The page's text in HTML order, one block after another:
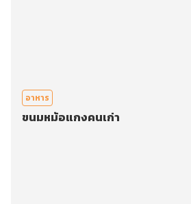
อาหาร
ขนมหม้อแกงคนเก่า